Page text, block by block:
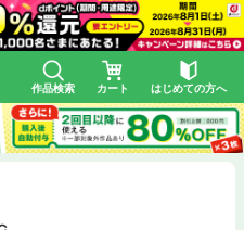
作品検索 カート はじめての方へ